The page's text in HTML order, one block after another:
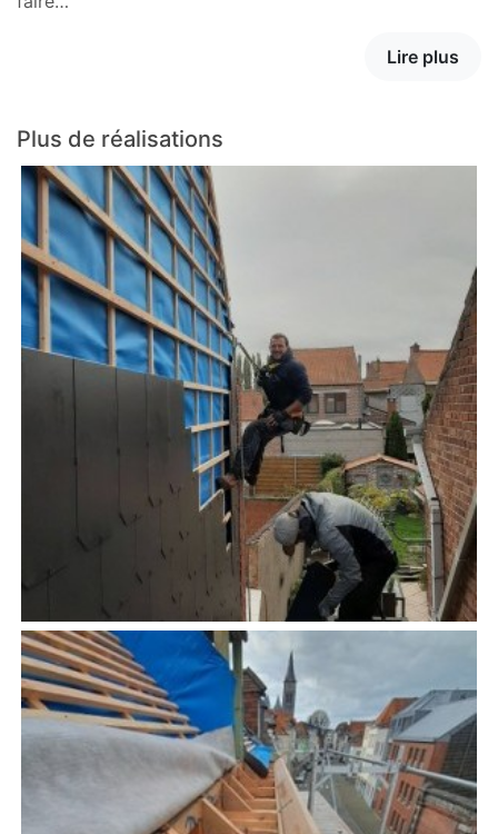
Lire plus
Plus de réalisations